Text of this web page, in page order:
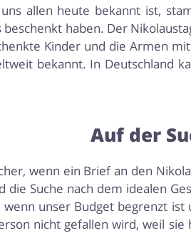
allen heute bekannt ist,
beschenkt haben. Der
Kinder und die Armen
bekannt. In Deutschland
Auf der
wenn ein Brief an den
die Suche nach dem idealen
unser Budget begrenzt
nicht gefallen wird, weil